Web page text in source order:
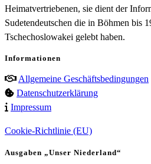
Heimatvertriebenen, sie dient der
Sudetendeutschen die in Böhmen bis
Tschechoslowakei gelebt haben.
Informationen
Allgemeine Geschäftsbedingungen
Datenschutzerklärung
Impressum
Cookie-Richtlinie (EU)
Ausgaben „Unser Niederland“